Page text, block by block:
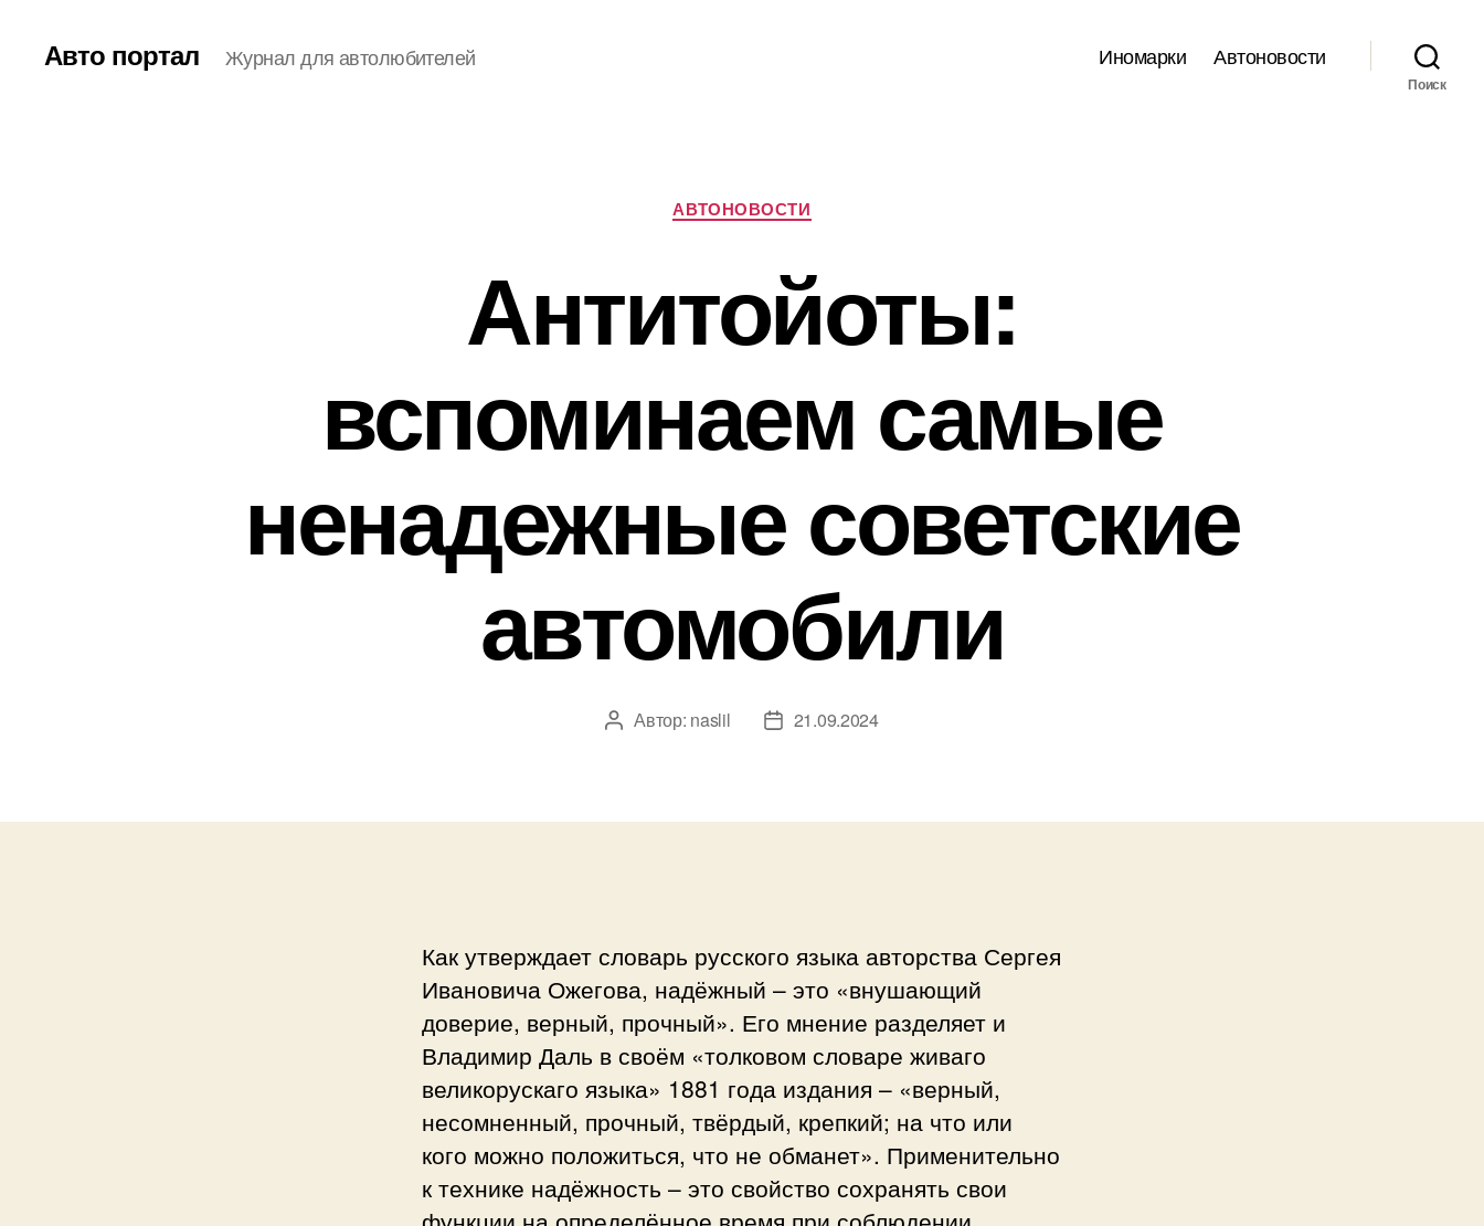
Авто портал Журнал для автолюбителей Иномарки Автоновости
Поиск
Рубрики
АВТОНОВОСТИ
Антитойоты:
вспоминаем самые
ненадежные советские
автомобили
Автор
Автор: naslil
Дата21.09.2024
Как утверждает словарь русского языка авторства Сергея
Ивановича Ожегова, надёжный – это «внушающий
доверие, верный, прочный». Его мнение разделяет и
Владимир Даль в своём «толковом словаре живаго
великорускаго языка» 1881 года издания – «верный,
несомненный, прочный, твёрдый, крепкий; на что или
кого можно положиться, что не обманет». Применительно
к технике надёжность – это свойство сохранять свои